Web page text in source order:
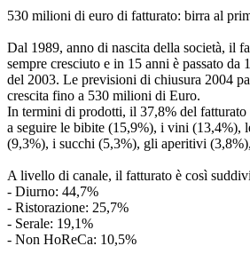
530 milioni di euro di fatturato: birra al
Dal 1989, anno di nascita della società, il
sempre cresciuto e in 15 anni è passato
del 2003. Le previsioni di chiusura 2004
crescita fino a 530 milioni di Euro.
In termini di prodotti, il 37,8% del fatturato
a seguire le bibite (15,9%), i vini (13,4%),
(9,3%), i succhi (5,3%), gli aperitivi
A livello di canale, il fatturato è così
- Diurno: 44,7%
- Ristorazione: 25,7%
- Serale: 19,1%
- Non HoReCa: 10,5%